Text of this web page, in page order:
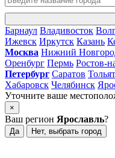
Барнаул Владивосток
Ижевск Иркутск Казань
Москва Нижний
Оренбург Пермь Ростов-
Петербург Саратов
Хабаровск Челябинск
Уточните ваше
×
Ваш регион Ярославль?
Да Нет, выбрать город